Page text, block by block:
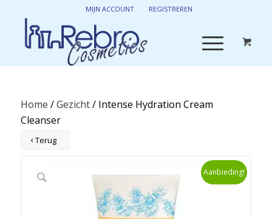
MIJN ACCOUNT REGISTREREN
Home /Gezicht/ Intense Hydration Cream
Cleanser
Terug
Aanbieding!